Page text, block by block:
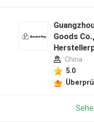
Goods
China
5.0